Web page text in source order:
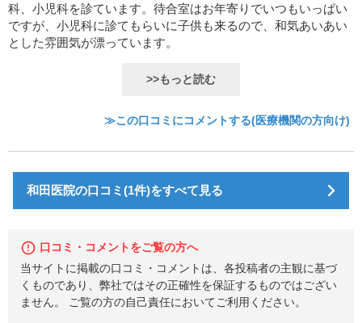
科、小児科を診ています。待合室はお年寄りでいつもいっぱい
ですが、小児科に診てもらいに子供も来るので、和気あいあい
とした雰囲気が漂っています。
>>もっと読む
≫この口コミにコメントする(医療機関の方向け)
和田医院の口コミ(1件)をすべて見る
口コミ・コメントをご覧の方へ
当サイトに掲載の口コミ・コメントは、各投稿者の主観に基づ
くものであり、弊社ではその正確性を保証するものではござい
ません。 ご覧の方の自己責任においてご利用ください。